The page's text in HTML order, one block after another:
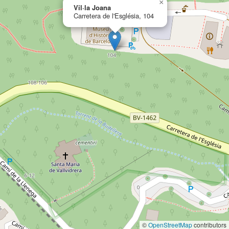
Vil·la Joana
Carretera de l'Església, 104
×
©OpenStreetMapcontributors